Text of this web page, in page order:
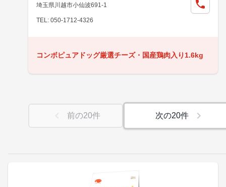
埼玉県川越市小仙波691-1
TEL: 050-1712-4326
コンボピュアドッグ厳選チーズ・国産鶏肉入り1.6kg
前の20件 次の20件